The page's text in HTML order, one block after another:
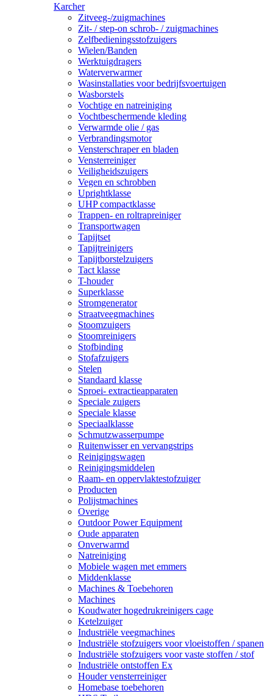
Karcher
Zitveeg-/zuigmachines
Zit- / step-on schrob- / zuigmachines
Zelfbedieningsstofzuigers
Wielen/Banden
Werktuigdragers
Waterverwarmer
Wasinstallaties voor bedrijfsvoertuigen
Wasborstels
Vochtige en natreiniging
Vochtbeschermende kleding
Verwarmde olie / gas
Verbrandingsmotor
Vensterschraper en bladen
Vensterreiniger
Veiligheidszuigers
Vegen en schrobben
Uprightklasse
UHP compactklasse
Trappen- en roltrapreiniger
Transportwagen
Tapijtset
Tapijtreinigers
Tapijtborstelzuigers
Tact klasse
T-houder
Superklasse
Stromgenerator
Straatveegmachines
Stoomzuigers
Stoomreinigers
Stofbinding
Stofafzuigers
Stelen
Standaard klasse
Sproei- extractieapparaten
Speciale zuigers
Speciale klasse
Speciaalklasse
Schmutzwasserpumpe
Ruitenwisser en vervangstrips
Reinigingswagen
Reinigingsmiddelen
Raam- en oppervlaktestofzuiger
Producten
Polijstmachines
Overige
Outdoor Power Equipment
Oude apparaten
Onverwarmd
Natreiniging
Mobiele wagen met emmers
Middenklasse
Machines & Toebehoren
Machines
Koudwater hogedrukreinigers cage
Ketelzuiger
Industriële veegmachines
Industriële stofzuigers voor vloeistoffen / spanen
Industriële stofzuigers voor vaste stoffen / stof
Industriële ontstoffen Ex
Houder vensterreiniger
Homebase toebehoren